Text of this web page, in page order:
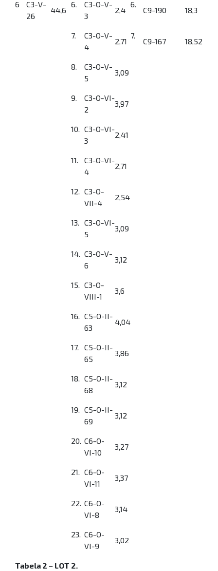
6
C3-V-
26
44,6
6.
C3-O-V-
3
2,4
6.
C9-190 18,3
7.
C3-O-V-
4
2,71
7.
C9-167 18,52
8.
C3-O-V-
5
3,09
9.
C3-O-VI-
2
3,97
10. C3-O-VI-
3
2,41
11.
C3-O-VI-
4
2,71
12. C3-O-
VII-4
2,54
13. C3-O-VI-
5
3,09
14. C3-O-V-
6
3,12
15. C3-O-
VIII-1
3,6
16. C5-O-II-
63
4,04
17.
C5-O-II-
65
3,86
18. C5-O-II-
68
3,12
19. C5-O-II-
69
3,12
20. C6-O-
VI-10
3,27
21. C6-O-
VI-11
3,37
22. C6-O-
VI-8
3,14
23. C6-O-
VI-9
3,02
Tabela 2 – LOT 2.